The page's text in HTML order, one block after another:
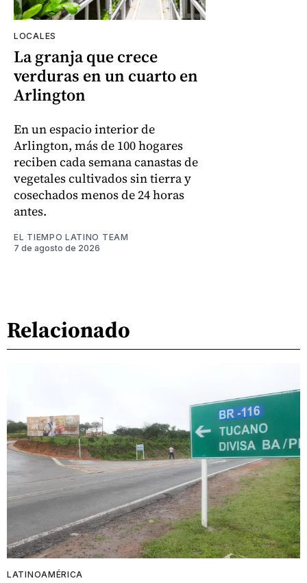
LOCALES
La granja que crece
verduras en un cuarto en
Arlington
En un espacio interior de
Arlington, más de 100 hogares
reciben cada semana canastas de
vegetales cultivados sin tierra y
cosechados menos de 24 horas
antes.
EL TIEMPO LATINO TEAM
7 de agosto de 2026
Relacionado
LATINOAMÉRICA